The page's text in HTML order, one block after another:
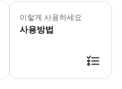
걷기 편한 신발 착용을 권해드립니다.
이렇게 사용하세요
사용방법